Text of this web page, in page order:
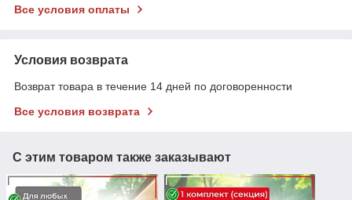
Все условия оплаты
Условия возврата
Возврат товара в течение 14 дней по договоренности
Все условия возврата
С этим товаром также заказывают